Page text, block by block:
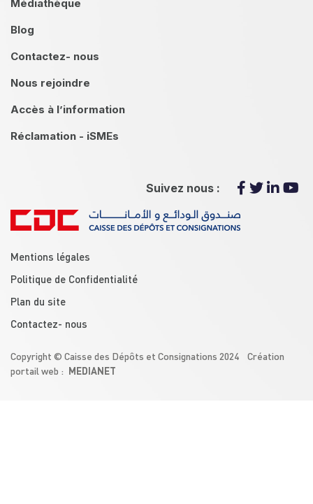
Médiathèque
Blog
Contactez- nous
Nous rejoindre
Accès à l’information
Réclamation - iSMEs
Suivez nous :
Mentions légales
Politique de Confidentialité
Plan du site
Contactez- nous
Copyright © Caisse des Dépôts et Consignations 2024 Création
portail web : MEDIANET